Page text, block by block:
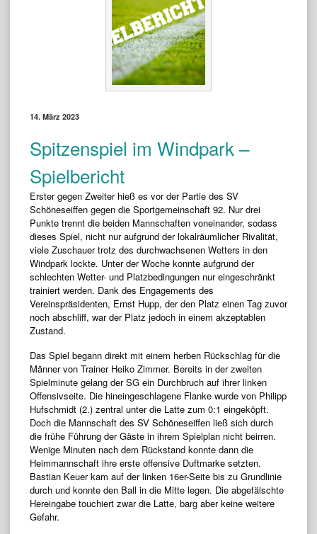
14. März 2023
Spitzenspiel im Windpark –
Spielbericht
Erster gegen Zweiter hieß es vor der Partie des SV
Schöneseiffen gegen die Sportgemeinschaft 92. Nur drei
Punkte trennt die beiden Mannschaften voneinander, sodass
dieses Spiel, nicht nur aufgrund der lokalräumlicher Rivalität,
viele Zuschauer trotz des durchwachsenen Wetters in den
Windpark lockte. Unter der Woche konnte aufgrund der
schlechten Wetter- und Platzbedingungen nur eingeschränkt
trainiert werden. Dank des Engagements des
Vereinspräsidenten, Ernst Hupp, der den Platz einen Tag zuvor
noch abschliff, war der Platz jedoch in einem akzeptablen
Zustand.
Das Spiel begann direkt mit einem herben Rückschlag für die
Männer von Trainer Heiko Zimmer. Bereits in der zweiten
Spielminute gelang der SG ein Durchbruch auf ihrer linken
Offensivseite. Die hineingeschlagene Flanke wurde von Philipp
Hufschmidt (2.) zentral unter die Latte zum 0:1 eingeköpft.
Doch die Mannschaft des SV Schöneseiffen ließ sich durch
die frühe Führung der Gäste in ihrem Spielplan nicht beirren.
Wenige Minuten nach dem Rückstand konnte dann die
Heimmannschaft ihre erste offensive Duftmarke setzten.
Bastian Keuer kam auf der linken 16er-Seite bis zu Grundlinie
durch und konnte den Ball in die Mitte legen. Die abgefälschte
Hereingabe touchiert zwar die Latte, barg aber keine weitere
Gefahr.